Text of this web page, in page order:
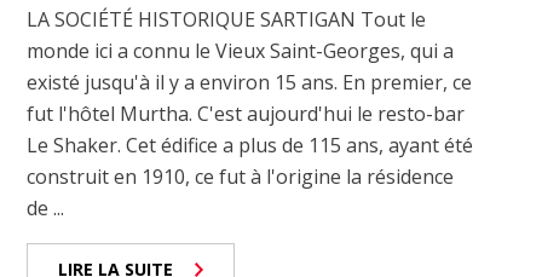
LA SOCIÉTÉ HISTORIQUE SARTIGAN Tout le
monde ici a connu le Vieux Saint-Georges, qui a
existé jusqu'à il y a environ 15 ans. En premier, ce
fut l'hôtel Murtha. C'est aujourd'hui le resto-bar
Le Shaker. Cet édifice a plus de 115 ans, ayant été
construit en 1910, ce fut à l'origine la résidence
de ...
LIRE LA SUITE